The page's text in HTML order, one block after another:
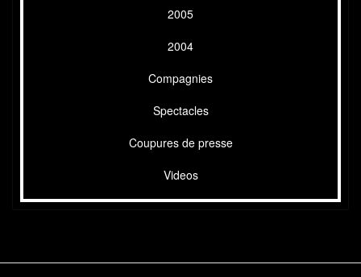
2005
2004
Compagnies
Spectacles
Coupures de presse
Videos